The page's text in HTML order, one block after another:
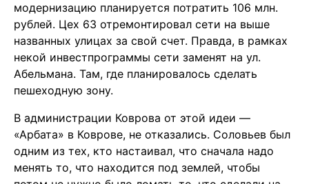
модернизацию планируется потратить 106 млн.
рублей. Цех 63 отремонтировал сети на выше
названных улицах за свой счет. Правда, в рамках
некой инвестпрограммы сети заменят на ул.
Абельмана. Там, где планировалось сделать
пешеходную зону.
В администрации Коврова от этой идеи —
«Арбата» в Коврове, не отказались. Соловьев был
одним из тех, кто настаивал, что сначала надо
менять то, что находится под землей, чтобы